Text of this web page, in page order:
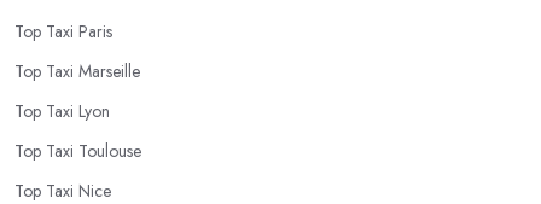
Top Taxi Paris
Top Taxi Marseille
Top Taxi Lyon
Top Taxi Toulouse
Top Taxi Nice